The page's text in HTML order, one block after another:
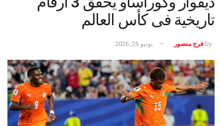
تاريخية فى كأس العالم
by فرح منصور يونيو 26, 2026